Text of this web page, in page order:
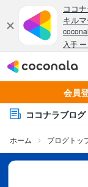
会員
ココナラブログ
ホーム ブログトッ